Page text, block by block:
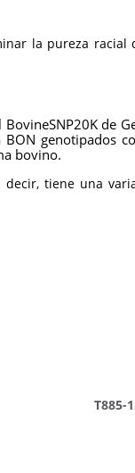
la pureza racial
de
BON genotipados
bovino.
tiene una
T885-